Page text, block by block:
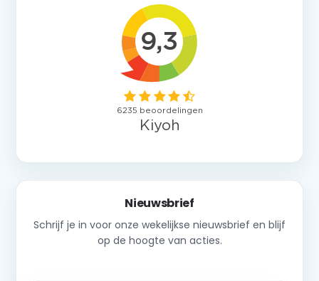
Nieuwsbrief
Schrijf je in voor onze wekelijkse nieuwsbrief en blijf
op de hoogte van acties.